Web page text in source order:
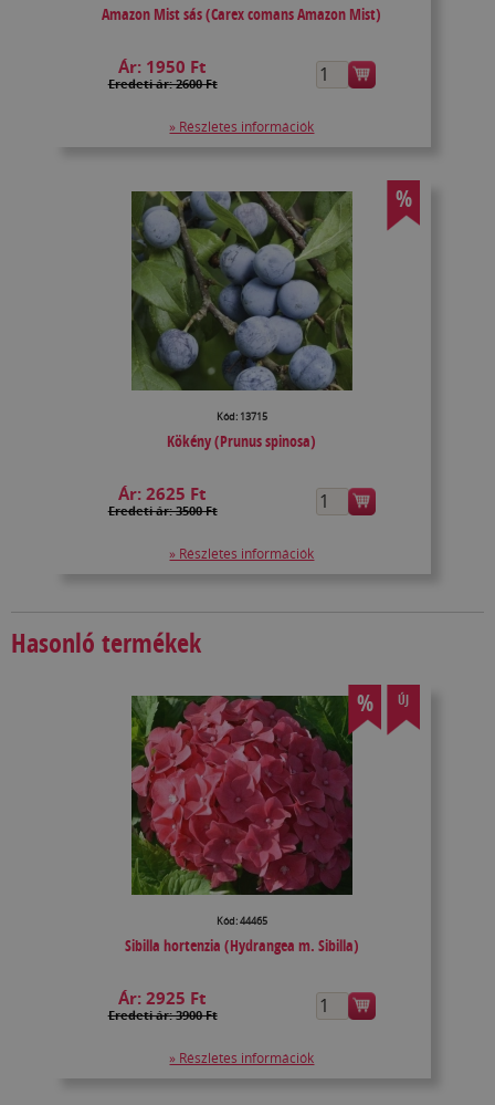
Amazon Mist sás (Carex comans Amazon Mist)
Ár: 1950 Ft
Eredeti ár: 2600 Ft
» Részletes információk
%
Kód: 13715
Kökény (Prunus spinosa)
Ár:2625 Ft
Eredeti ár: 3500 Ft
» Részletes információk
Hasonló termékek
% ÚJ
Kód: 44465
Sibilla hortenzia (Hydrangea m. Sibilla)
Ár:2925 Ft
Eredeti ár: 3900 Ft
» Részletes információk